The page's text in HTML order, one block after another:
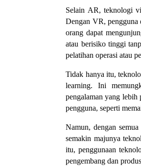
Selain AR, teknologi
Dengan VR, pengguna
orang dapat
atau berisiko tinggi
pelatihan operasi atau
Tidak hanya itu,
learning. Ini
pengalaman yang lebih
pengguna, seperti
Namun, dengan
semakin majunya
itu, penggunaan
pengembang dan